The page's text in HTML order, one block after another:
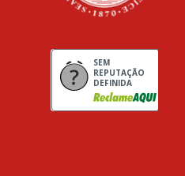
SEM
REPUTAÇÃO
DEFINIDA